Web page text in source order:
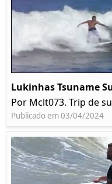
Lukinhas Tsuname
Por Mclt073. Trip de
Publicado em 03/04/2024